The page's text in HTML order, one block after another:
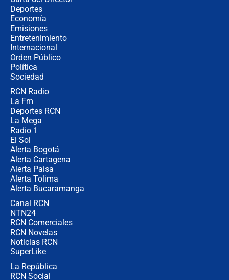
Deportes
Economía
Emisiones
Entretenimiento
Internacional
Orden Público
Política
Sociedad
RCN Radio
La Fm
Deportes RCN
La Mega
Radio 1
El Sol
Alerta Bogotá
Alerta Cartagena
Alerta Paisa
Alerta Tolima
Alerta Bucaramanga
Canal RCN
NTN24
RCN Comerciales
RCN Novelas
Noticias RCN
SuperLike
La República
RCN Social